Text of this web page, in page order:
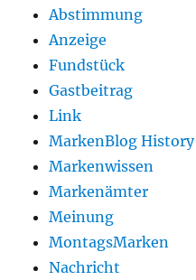
Abstimmung
Anzeige
Fundstück
Gastbeitrag
Link
MarkenBlog History
Markenwissen
Markenämter
Meinung
MontagsMarken
Nachricht